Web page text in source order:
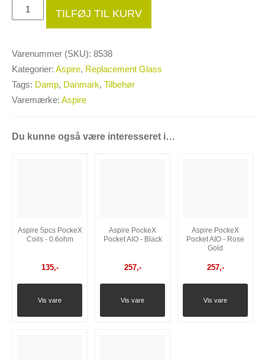
Aspire
PockeX
Glas
antal
TILFØJ TIL KURV
Varenummer (SKU): 8538
Kategorier: Aspire, Replacement Glass
Tags: Damp, Danmark, Tilbehør
Varemærke: Aspire
Du kunne også være interesseret i…
Aspire 5pcs PockeX
Coils - 0.6ohm
135,-
Vis vare
Aspire PockeX
Pocket AIO - Black
257,-
Vis vare
Aspire PockeX
Pocket AIO - Rose
Gold
257,-
Vis vare